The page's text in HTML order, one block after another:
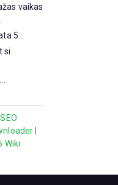
vaikas
5...
si
|SEO
Wiki